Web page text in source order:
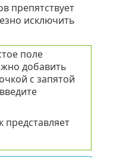
препятствует
исключить
поле
добавить
с запятой